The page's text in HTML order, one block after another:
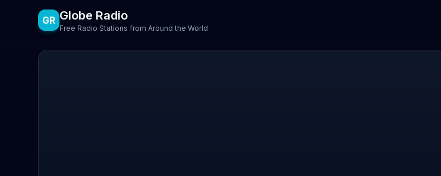
GR Globe Radio
Free Radio Stations from Around the World